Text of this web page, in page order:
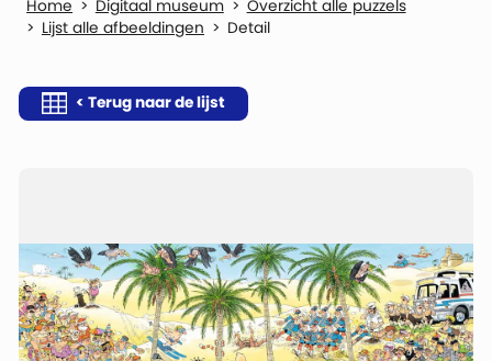
Digitaal museum
Overzicht alle puzzels
Lijst alle afbeeldingen
Detail
< Terug naar de lijst